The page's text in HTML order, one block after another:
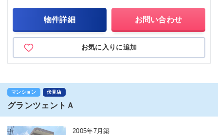
物件詳細 お問い合わせ
お気に入りに追加
マンション 伏見店
グランツェントＡ
2005年7月築